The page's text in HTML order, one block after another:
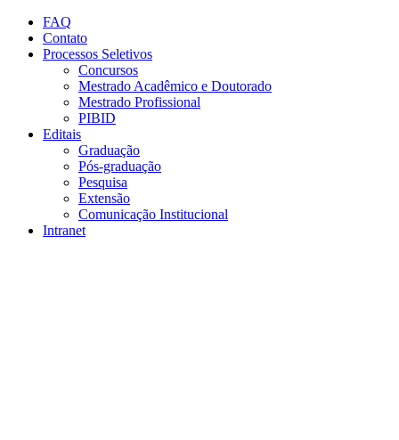
Conteúdo principal
FAQ
Contato
Processos Seletivos
Concursos
Mestrado Acadêmico e Doutorado
Mestrado Profissional
PIBID
Editais
Graduação
Pós-graduação
Pesquisa
Extensão
Comunicação Institucional
Intranet